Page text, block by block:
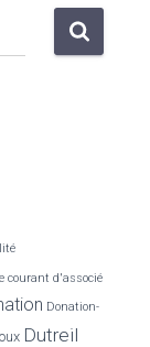
courant d'associé
Donation-
Dutreil